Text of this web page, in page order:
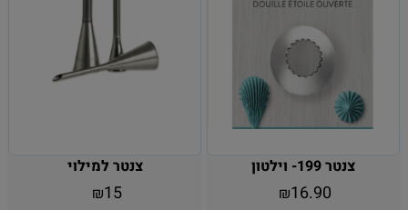
צנטר 199- וילטון
₪16.90
צנטר למילוי
₪15